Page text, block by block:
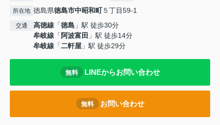
所在地 徳島県徳島市中昭和町５丁目59-1
交通 高徳線 「徳島 」駅 徒歩30分
牟岐線 「 阿波富田 」駅 徒歩14分
牟岐線 「二軒屋 」駅 徒歩29分
無料 LINEからお問い合わせ
無料 お問い合わせ